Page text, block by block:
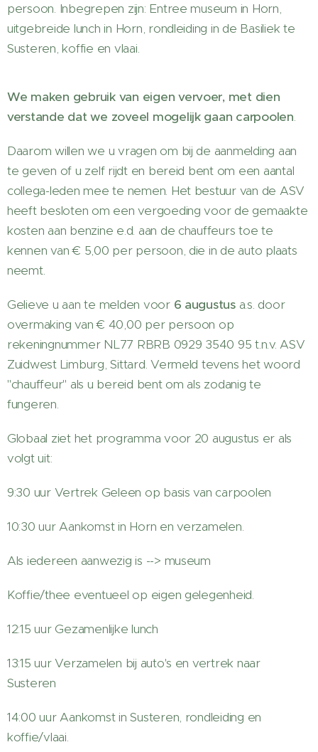
persoon. Inbegrepen zijn: Entree museum in Horn,
uitgebreide lunch in Horn, rondleiding in de Basiliek te
Susteren, koffie en vlaai.
We maken gebruik van eigen vervoer, met dien
verstande dat we zoveel mogelijk gaan carpoolen.
Daarom willen we u vragen om bij de aanmelding aan
te geven of u zelf rijdt en bereid bent om een aantal
collega-leden mee te nemen. Het bestuur van de ASV
heeft besloten om een vergoeding voor de gemaakte
kosten aan benzine e.d. aan de chauffeurs toe te
kennen van € 5,00 per persoon, die in de auto plaats
neemt.
Gelieve u aan te melden voor6 augustusa.s. door
overmaking van € 40,00 per persoon op
rekeningnummer NL77 RBRB 0929 3540 95 t.n.v. ASV
Zuidwest Limburg, Sittard. Vermeld tevens het woord
"chauffeur" als u bereid bent om als zodanig te
fungeren.
Globaal ziet het programma voor 20 augustus er als
volgt uit:
9:30 uur Vertrek Geleen op basis van carpoolen
10:30 uur Aankomst in Horn en verzamelen.
Als iedereen aanwezig is --> museum
Koffie/thee eventueel op eigen gelegenheid.
12:15 uur Gezamenlijke lunch
13:15 uur Verzamelen bij auto's en vertrek naar
Susteren
14:00 uur Aankomst in Susteren, rondleiding en
koffie/vlaai.